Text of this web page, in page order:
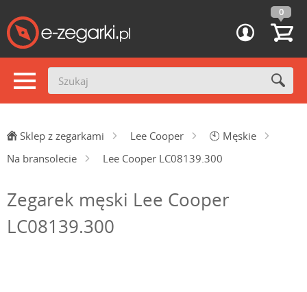
0
Sklep z zegarkami Lee Cooper 🕙 Męskie
Na bransolecie
Lee Cooper LC08139.300
Zegarek męski Lee Cooper
LC08139.300